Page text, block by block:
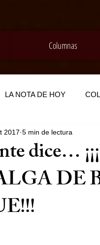
Columnas
LA NOTA DE HOY
dice…
2017 5 min de lectura